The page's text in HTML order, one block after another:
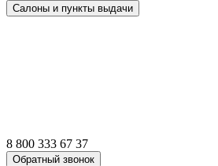
Салоны и пункты выдачи
8 800 333 67 37
Обратный звонок